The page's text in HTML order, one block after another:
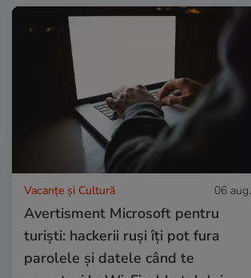
Vacanțe și Cultură 06 aug.
Avertisment Microsoft pentru
turiști: hackerii ruși îți pot fura
parolele și datele când te